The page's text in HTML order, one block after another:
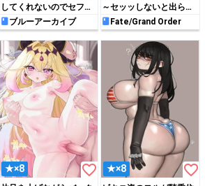
してくれないのでセフレ
とハメまくるノア
ブルーアーカイブ
～セッッしないと出られ
ない特異点～
Fate/Grand Order
★×8 favorite_border ★×8 favorite_border